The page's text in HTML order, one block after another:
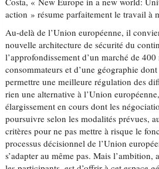
action » résume parfaitement le travail à
Au-delà de l’Union européenne, il
nouvelle architecture de sécurité du
l’approfondissement d’un marché de
consommateurs et d’une géographie
permettre une meilleure régulation des
rien une alternative à l’Union
élargissement en cours dont les
poursuivre selon les modalités prévues,
critères pour ne pas mettre à risque le
processus décisionnel de l’Union
s’adapter au même pas. Mais l’ambition,